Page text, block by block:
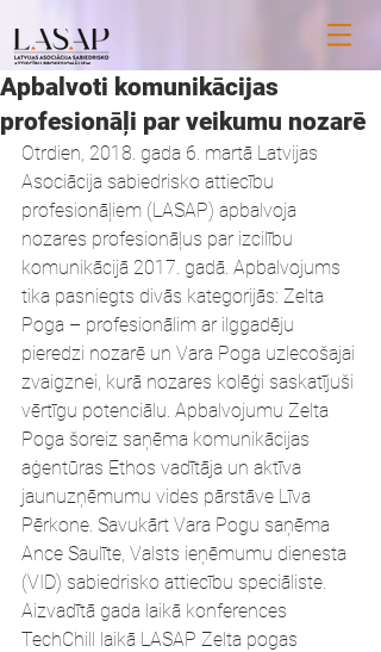
Apbalvoti komunikācijas
profesionāļi par veikumu nozarē
Otrdien, 2018. gada 6. martā Latvijas
Asociācija sabiedrisko attiecību
profesionāļiem (LASAP) apbalvoja
nozares profesionāļus par izcilību
komunikācijā 2017. gadā. Apbalvojums
tika pasniegts divās kategorijās: Zelta
Poga – profesionālim ar ilggadēju
pieredzi nozarē un Vara Poga uzlecošajai
zvaigznei, kurā nozares kolēģi saskatījuši
vērtīgu potenciālu. Apbalvojumu Zelta
Poga šoreiz saņēma komunikācijas
aģentūras Ethos vadītāja un aktīva
jaunuzņēmumu vides pārstāve Līva
Pērkone. Savukārt Vara Pogu saņēma
Ance Saulīte, Valsts ieņēmumu dienesta
(VID) sabiedrisko attiecību speciāliste.
Aizvadītā gada laikā konferences
TechChill laikā LASAP Zelta pogas